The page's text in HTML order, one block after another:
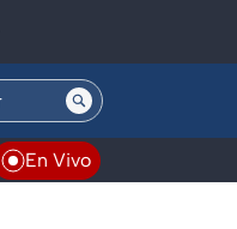
En Vivo